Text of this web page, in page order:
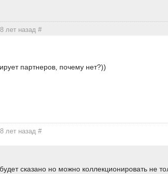
лет назад#
партнеров, почему нет?))
лет назад#
сказано но можно коллекционировать не